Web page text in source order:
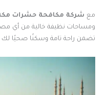
مع شركة مكافحة حشرات
ومساحات نظيفة خالية من أي
تضمن راحة تامة وسكنًا صحيًا لك